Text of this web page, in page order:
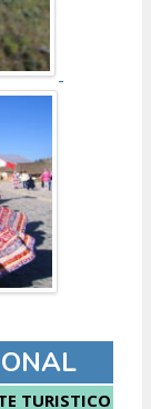
TURISTICO